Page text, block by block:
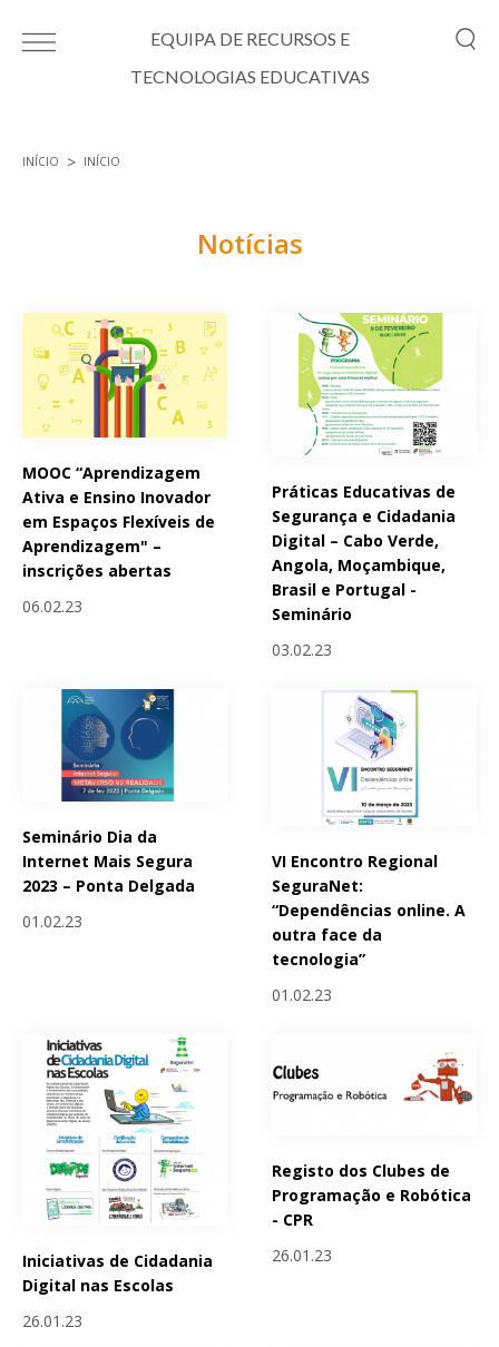
EQUIPA DE RECURSOS E
TECNOLOGIAS EDUCATIVAS
INÍCIO INÍCIO
Notícias
MOOC “Aprendizagem
Ativa e Ensino Inovador
em Espaços Flexíveis de
Aprendizagem" –
inscrições abertas
06.02.23
Práticas Educativas de
Segurança e Cidadania
Digital – Cabo Verde,
Angola, Moçambique,
Brasil e Portugal -
Seminário
03.02.23
Seminário Dia da
Internet Mais Segura
2023 – Ponta Delgada
01.02.23
VI Encontro Regional
SeguraNet:
“Dependências online. A
outra face da
tecnologia”
01.02.23
Iniciativas de Cidadania
Digital nas Escolas
26.01.23
Registo dos Clubes de
Programação e Robótica
- CPR
26.01.23
Páginas